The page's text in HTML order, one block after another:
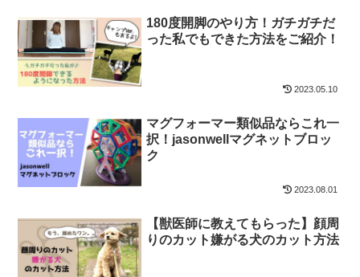
180度開脚のやり方！ガチガチだ
った私でもできた方法をご紹介！
2023.05.10
マグフォーマー類似品ならこれ一
択！jasonwellマグネットブロッ
ク
2023.08.01
【獣医師に教えてもらった】顔周
りのカット嫌がる犬のカット方法